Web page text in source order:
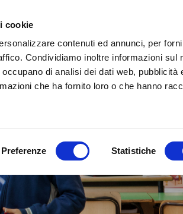
cookie
contenuti ed annunci, per
Condividiamo inoltre informazioni sul
di analisi dei dati web, pubblicità
che ha fornito loro o che hanno
Preferenze Statistiche